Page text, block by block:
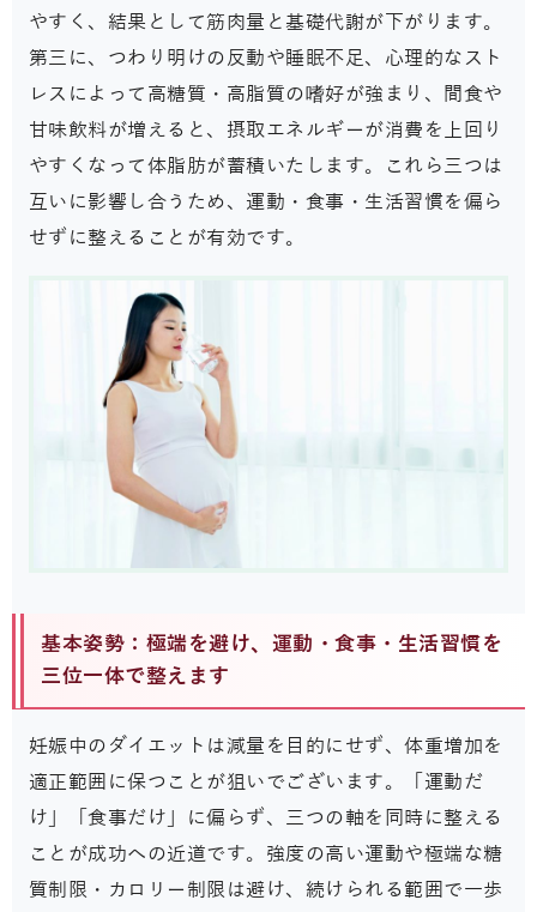
やすく、結果として筋肉量と基礎代謝が下がります。
第三に、つわり明けの反動や睡眠不足、心理的なスト
レスによって高糖質・高脂質の嗜好が強まり、間食や
甘味飲料が増えると、摂取エネルギーが消費を上回り
やすくなって体脂肪が蓄積いたします。これら三つは
互いに影響し合うため、運動・食事・生活習慣を偏ら
せずに整えることが有効です。
基本姿勢：極端を避け、運動・食事・生活習慣を
三位一体で整えます
妊娠中のダイエットは減量を目的にせず、体重増加を
適正範囲に保つことが狙いでございます。「運動だ
け」「食事だけ」に偏らず、三つの軸を同時に整える
ことが成功への近道です。強度の高い運動や極端な糖
質制限・カロリー制限は避け、続けられる範囲で一歩